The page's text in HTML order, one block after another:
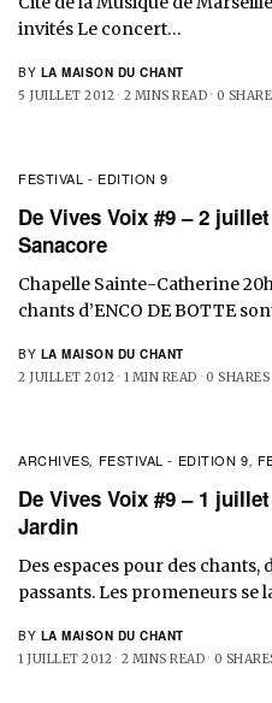
invités Le concert…
BY LA MAISON DU CHANT
5 JUILLET 2012 2 MINS READ 0
FESTIVAL - EDITION 9
De Vives Voix #9 – 2
Sanacore
Chapelle Sainte-Catherine
chants d’ENCO DE BOTTE
BY LA MAISON DU CHANT
2 JUILLET 2012 1 MIN READ 0 SHARES
ARCHIVES, FESTIVAL - EDITION 9,
De Vives Voix #9 – 1
Jardin
Des espaces pour des chants,
passants. Les promeneurs
BY LA MAISON DU CHANT
1 JUILLET 2012 2 MINS READ 0